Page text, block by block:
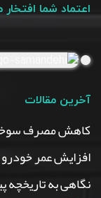
اعتماد شما
آخرین مقالات
کاهش مصرف
افزایش عمر خودرو
نگاهی به